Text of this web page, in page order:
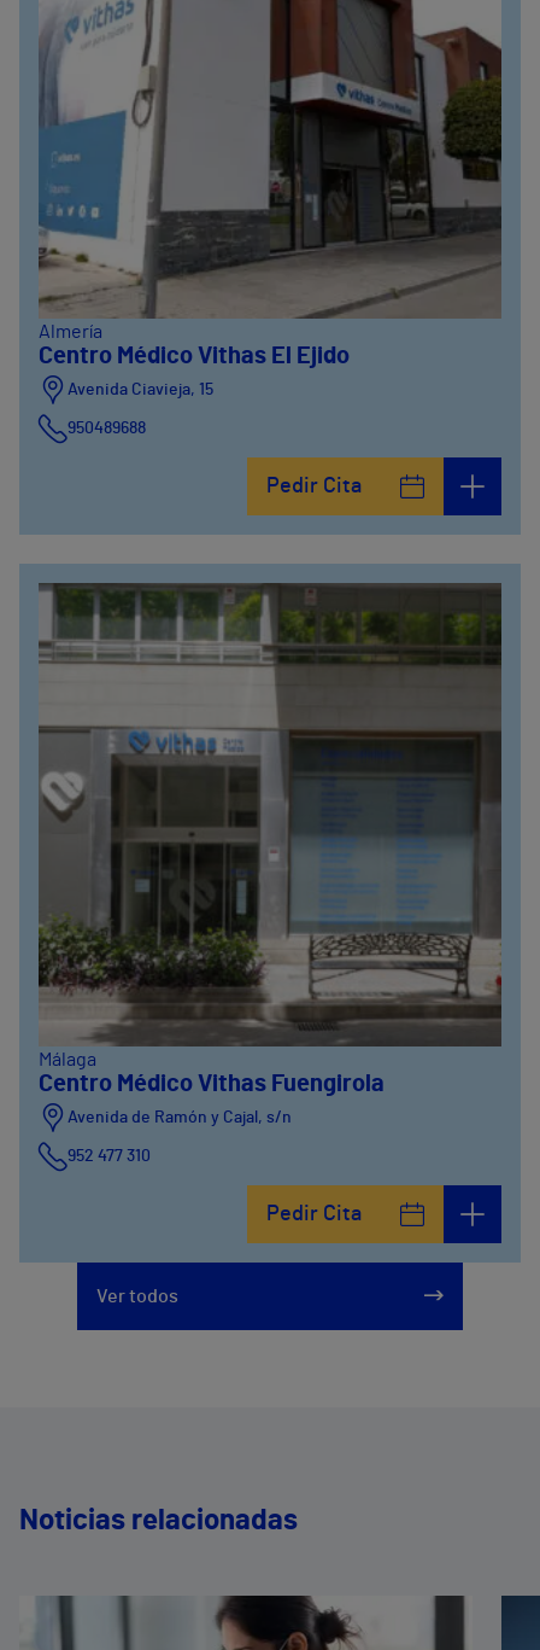
Almería
Centro Médico Vithas El Ejido
Avenida Ciavieja, 15
950489688
Pedir Cita
Málaga
Centro Médico Vithas Fuengirola
Avenida de Ramón y Cajal, s/n
952 477 310
Pedir Cita
Ver todos
Noticias relacionadas